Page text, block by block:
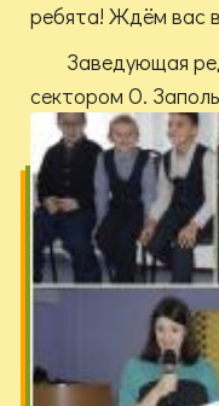
ребята! Ждём вас
Заведующая
сектором О.